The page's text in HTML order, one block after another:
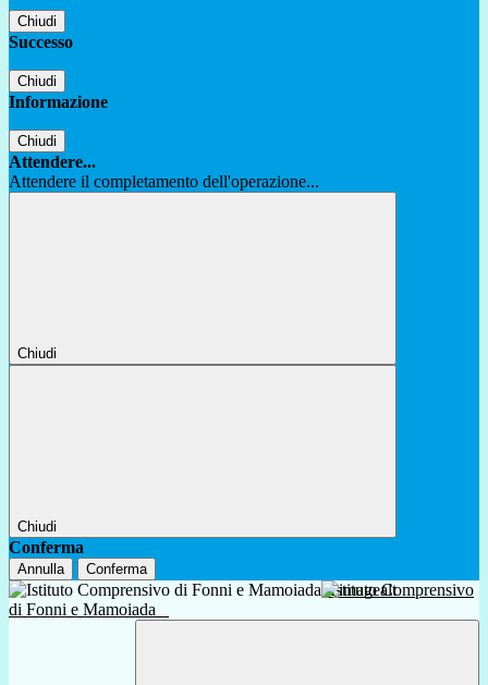
Chiudi
Successo
Chiudi
Informazione
Chiudi
Attendere...
Attendere il completamento dell'operazione...
Chiudi
Chiudi
Conferma
Annulla Conferma
Istituto Comprensivo
di Fonni e Mamoiada